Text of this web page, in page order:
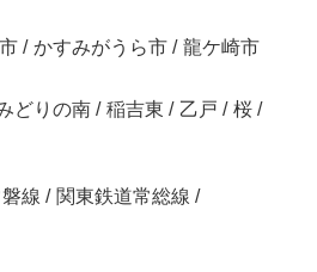
/ かすみがうら市 / 龍ケ崎市
どりの南 / 稲吉東 / 乙戸 / 桜 /
線 / 関東鉄道常総線 /